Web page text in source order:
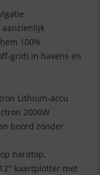
aanzienlijk
100%
grid) in havens en
Lithium-accu
2000W
boord zonder
hardtop.
kaartplotter met